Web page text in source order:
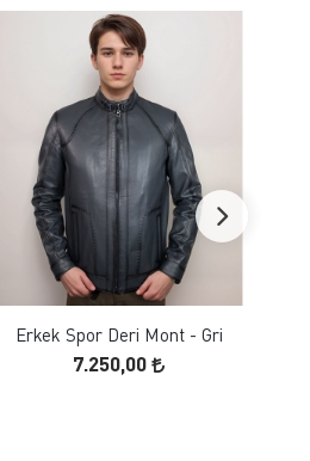
FAVORILERE EKLE
ÜRÜN İNCELE
Erkek Spor Deri Mont - Gri
7.250,00